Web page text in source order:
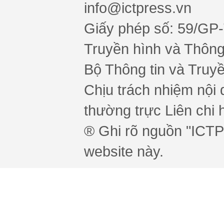
info@ictpress.vn
Giấy phép số: 59/
Truyền hình và
Bộ Thông tin và
Chịu trách nhiệm nội
thường trực Liên chi
® Ghi rõ nguồn
website này.